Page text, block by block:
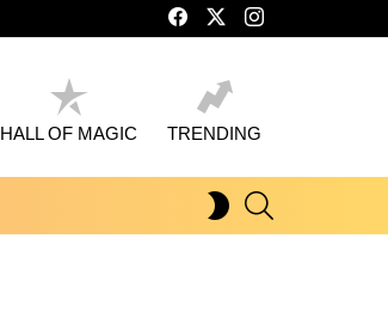
facebooktwitter
HALL OF MAGIC TRENDING
SWITCH